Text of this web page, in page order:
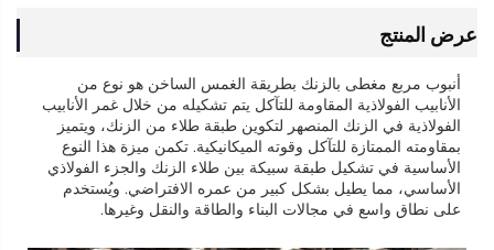
عرض المنتج
أنبوب مربع مغطى بالزنك بطريقة الغمس الساخن هو نوع من
الأنابيب الفولاذية المقاومة للتآكل يتم تشكيله من خلال غمر الأنابيب
الفولاذية في الزنك المنصهر لتكوين طبقة طلاء من الزنك، ويتميز
بمقاومته الممتازة للتآكل وقوته الميكانيكية. تكمن ميزة هذا النوع
الأساسية في تشكيل طبقة سبيكة بين طلاء الزنك والجزء الفولاذي
الأساسي، مما يطيل بشكل كبير من عمره الافتراضي. ويُستخدم
على نطاق واسع في مجالات البناء والطاقة والنقل وغيرها.